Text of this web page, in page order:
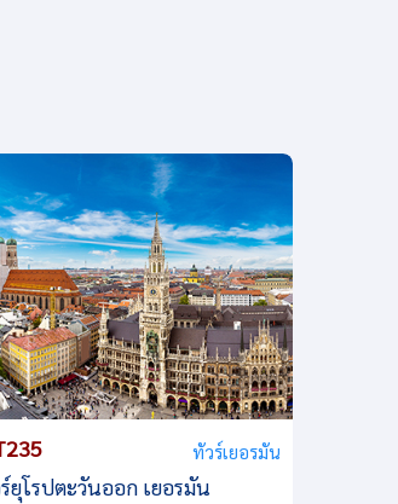
ทัวร์เยอรมัน
ยุโรปตะวันออก เยอรมัน